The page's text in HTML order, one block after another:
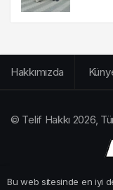
Bu web sitesinde en iyi
Hakkımızda
© Telif Hakkı 2026,